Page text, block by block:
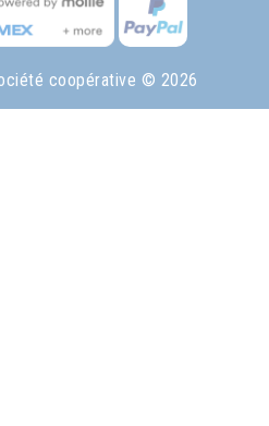
coopérative © 2026